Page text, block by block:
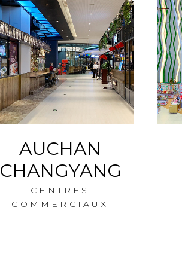
AUCHAN
CHANGYANG
CENTRES
COMMERCIAUX